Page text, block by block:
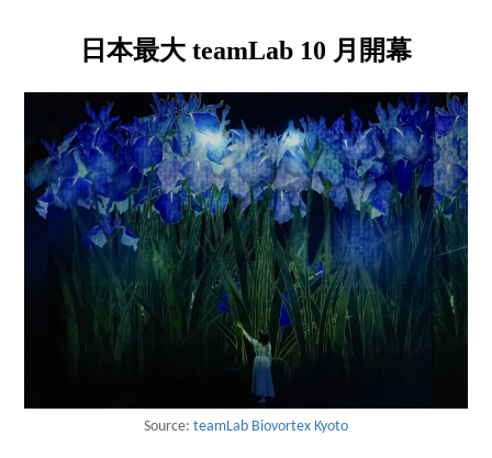
日本最大 teamLab 10 月開幕
Source: teamLab Biovortex Kyoto